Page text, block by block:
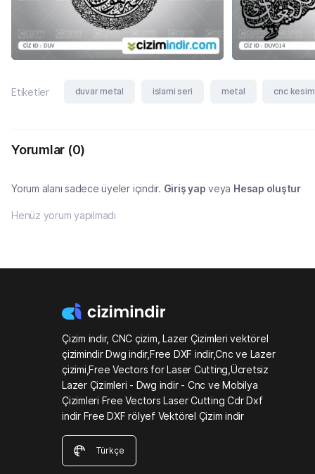
Etiketler duvar metal islami seri metal cnc kesim
Yorumlar (0)
Yorum alanı sadece üyeler içindir. Giriş yap veya Hesap oluştur
Henüz yorum yapılmadı
Çizim indir, CNC çizim, Lazer Çizimleri vektörel
çizimindir Dwg indir,Free DXF indir,Cnc ve Lazer
çizimi,Free Vectors for Laser Cutting,Ücretsiz
Lazer Çizimleri - Dwg indir - Cnc ve Mobilya
Çizimleri Free Vectors Laser Cutting Cdr Dxf
indir Free DXF rölyef Vektörel Çizim indir
Türkçe